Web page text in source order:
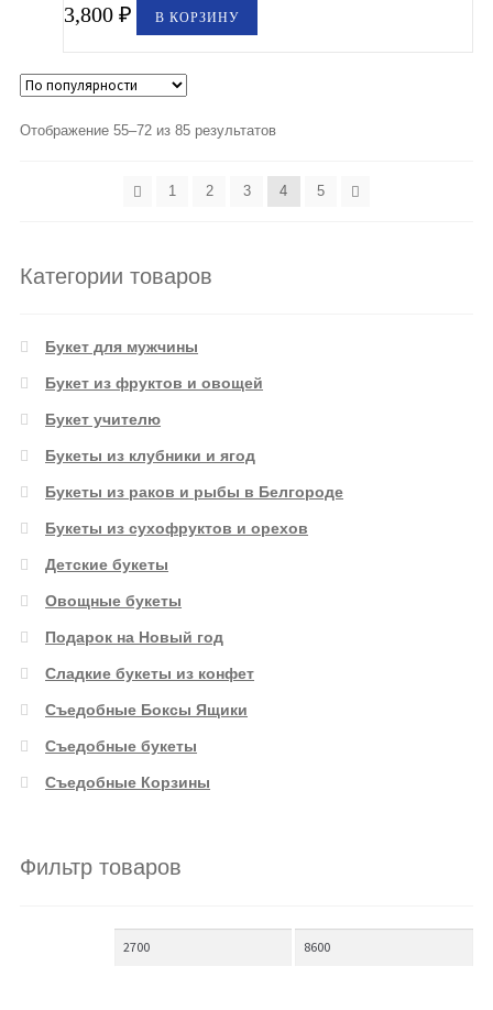
3,800₽ В КОРЗИНУ
Отображение 55–72 из 85 результатов
1 2 3 4 5
Категории товаров
Букет для мужчины
Букет из фруктов и овощей
Букет учителю
Букеты из клубники и ягод
Букеты из раков и рыбы в Белгороде
Букеты из сухофруктов и орехов
Детские букеты
Овощные букеты
Подарок на Новый год
Сладкие букеты из конфет
Съедобные Боксы Ящики
Съедобные букеты
Съедобные Корзины
Фильтр товаров